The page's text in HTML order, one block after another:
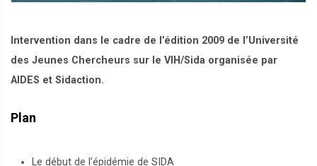
Intervention dans le cadre de l’édition 2009 de l’Université
des Jeunes Chercheurs sur le VIH/Sida organisée par
AIDES et Sidaction.
Plan
Le début de l’épidémie de SIDA